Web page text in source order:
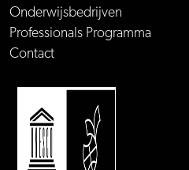
Onderwijsbedrijven
Professionals Programma
Contact